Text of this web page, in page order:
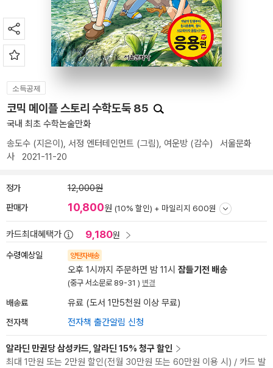
소득공제
코믹 메이플 스토리 수학도둑 85
국내 최초 수학논술만화
송도수 (지은이), 서정 엔터테인먼트 (그림), 여운방 (감수) 서울문화
사 2021-11-20
정가 12,000원
판매가 10,800원 (10% 할인) + 마일리지 600원
카드최대혜택가 9,180원
수령예상일 양탄자배송
오후 1시까지 주문하면 밤 11시 잠들기전 배송
(중구 서소문로 89-31 ) 변경
배송료 유료 (도서 1만5천원 이상 무료)
전자책 전자책 출간알림 신청
알라딘 만권당 삼성카드, 알라딘 15% 청구 할인
최대 1만원 또는 2만원 할인(전월 30만원 또는 60만원 이용 시) / 카드 발